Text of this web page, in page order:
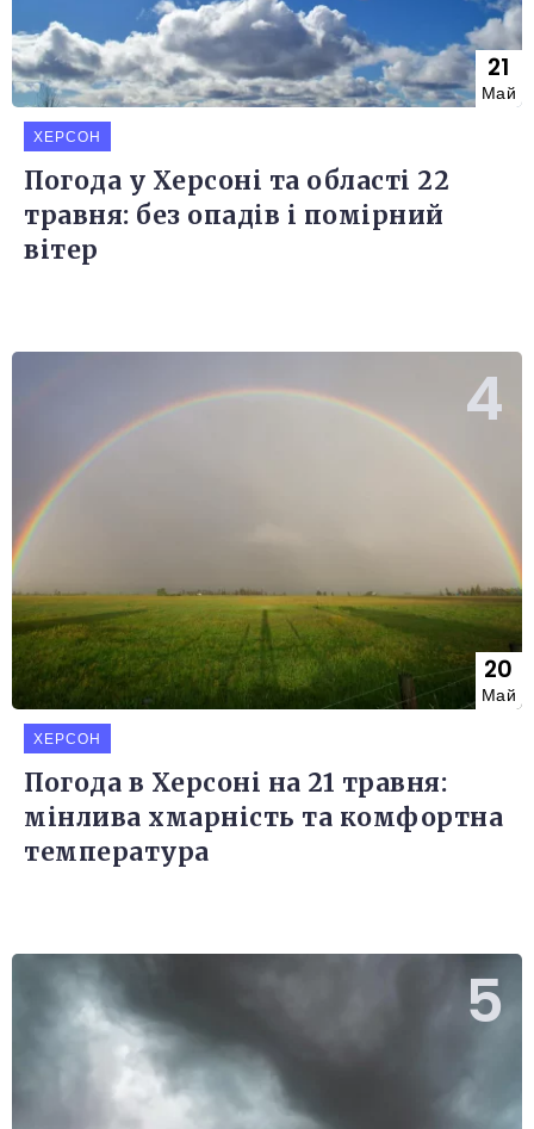
21
Май
ХЕРСОН
Погода у Херсоні та області 22
травня: без опадів і помірний
вітер
20
Май
ХЕРСОН
Погода в Херсоні на 21 травня:
мінлива хмарність та комфортна
температура